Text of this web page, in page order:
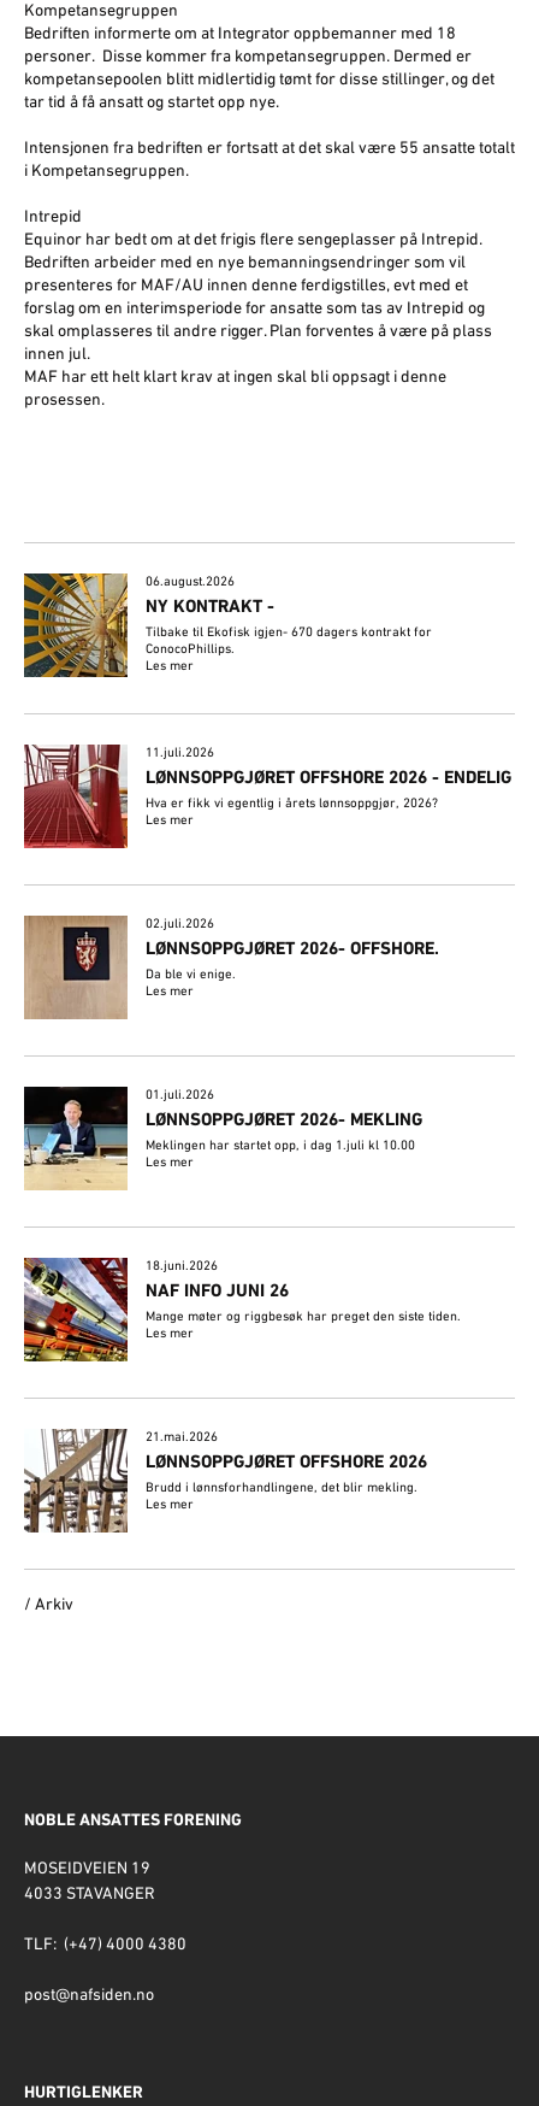
Kompetansegruppen
Bedriften informerte om at Integrator oppbemanner med 18
personer. Disse kommer fra kompetansegruppen. Dermed er
kompetansepoolen blitt midlertidig tømt for disse stillinger, og det
tar tid å få ansatt og startet opp nye.
Intensjonen fra bedriften er fortsatt at det skal være 55 ansatte totalt
i Kompetansegruppen.
Intrepid
Equinor har bedt om at det frigis flere sengeplasser på Intrepid.
Bedriften arbeider med en nye bemanningsendringer som vil
presenteres for MAF/AU innen denne ferdigstilles, evt med et
forslag om en interimsperiode for ansatte som tas av Intrepid og
skal omplasseres til andre rigger. Plan forventes å være på plass
innen jul.
MAF har ett helt klart krav at ingen skal bli oppsagt i denne
prosessen.
06.august.2026
NY KONTRAKT -
Tilbake til Ekofisk igjen- 670 dagers kontrakt for
ConocoPhillips.
Les mer
11.juli.2026
LØNNSOPPGJØRET OFFSHORE 2026 - ENDELIG
Hva er fikk vi egentlig i årets lønnsoppgjør, 2026?
Les mer
02.juli.2026
​LØNNSOPPGJØRET 2026- OFFSHORE.
Da ble vi enige.
Les mer
01.juli.2026
LØNNSOPPGJØRET 2026- MEKLING
Meklingen har startet opp, i dag 1.juli kl 10.00
Les mer
18.juni.2026
NAF INFO JUNI 26
Mange møter og riggbesøk har preget den siste tiden.
Les mer
21.mai.2026
LØNNSOPPGJØRET OFFSHORE 2026
Brudd i lønnsforhandlingene, det blir mekling.
Les mer
/ Arkiv
NOBLE ANSATTES FORENING
MOSEIDVEIEN 19
4033 STAVANGER
TLF: (+47) 4000 4380
post@nafsiden.no
HURTIGLENKER